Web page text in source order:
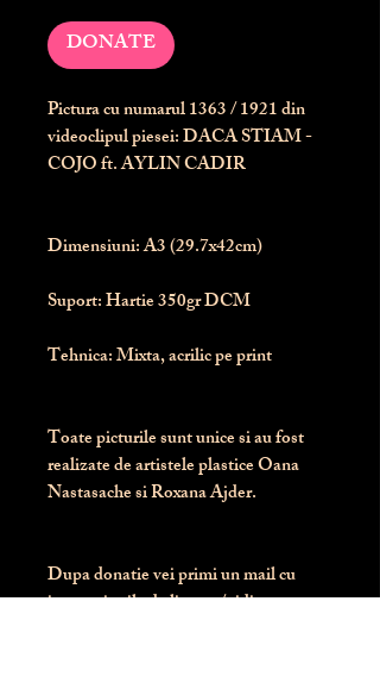
DONATE
Pictura cu numarul1363/ 1921 din
videoclipul piesei: DACA STIAM -
COJO ft. AYLIN CADIR
Dimensiuni: A3 (29.7x42cm)
Suport: Hartie 350gr DCM
Tehnica: Mixta, acrilic pe print
Toate picturile sunt unice si au fost
realizate de artistele plastice Oana
Nastasache si Roxana Ajder.
Dupa donatie vei primi un mail cu
instructiunile de livrare / ridicare.